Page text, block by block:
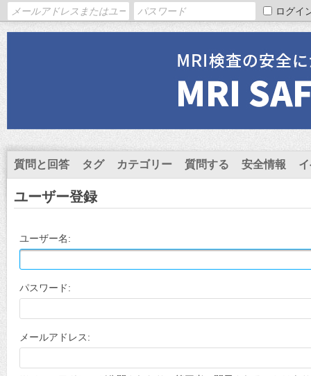
ログイ
質問と回答 タグ カテゴリー 質問する 安全情報
ユーザー登録
ユーザー名:
パスワード:
メールアドレス: